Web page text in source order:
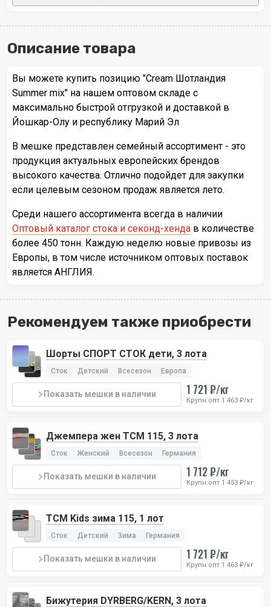
Описание товара
Вы можете купить позицию "Cream Шотландия
Summer mix" на нашем оптовом складе с
максимально быстрой отгрузкой и доставкой в
Йошкар-Олу и республику Марий Эл
В мешке представлен семейный ассортимент - это
продукция актуальных европейских брендов
высокого качества. Отлично подойдет для закупки
если целевым сезоном продаж является лето.
Среди нашего ассортимента всегда в наличии
Оптовый каталог стока и секонд-хенда в количестве
более 450 тонн. Каждую неделю новые привозы из
Европы, в том числе источником оптовых поставок
является АНГЛИЯ.
Рекомендуем также приобрести
Шорты СПОРТ СТОК дети, 3 лота
Сток Детский Всесезон Европа
Показать мешки в наличии 1 721 ₽/кг
Крупн.опт 1 463 ₽/кг
Джемпера жен TCM 115, 3 лота
Сток Женский Всесезон Германия
Показать мешки в наличии 1 712 ₽/кг
Крупн.опт 1 453 ₽/кг
TCM Kids зима 115, 1 лот
Сток Детский Зима Германия
Показать мешки в наличии 1 721 ₽/кг
Крупн.опт 1 463 ₽/кг
Бижутерия DYRBERG/KERN, 3 лота